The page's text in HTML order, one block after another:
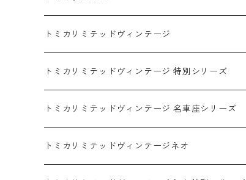
ダイハツ / DAIHATSU
マツダ / MAZDA
ホンダ / HONDA
日産 / NISSAN
赤箱 - 現行トミカ
赤箱 - 限定トミカ 初回特別カラー
赤箱 - 絶版（廃盤）トミカ No.1-120
赤箱 - 絶版（廃盤）トミカ No.1-9
赤箱 - 絶版（廃盤）トミカ No.10-19
赤箱 - 絶版（廃盤）ロングトミカ No.121-
トミカリミテッドヴィンテージ
TLV - NEW LINEUP
TLV - No. LV-00-195
TLV - No. LV-00-09
TLV - No. LV-10-19
TLV - 車種別
トミカリミテッドヴィンテージ 特別シリーズ
トミカリミテッドヴィンテージ 名車座シリーズ
トミカリミテッドヴィンテージネオ